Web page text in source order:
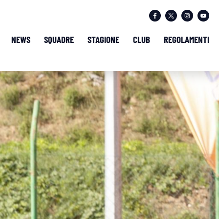
NEWS SQUADRE STAGIONE CLUB REGOLAMENTI